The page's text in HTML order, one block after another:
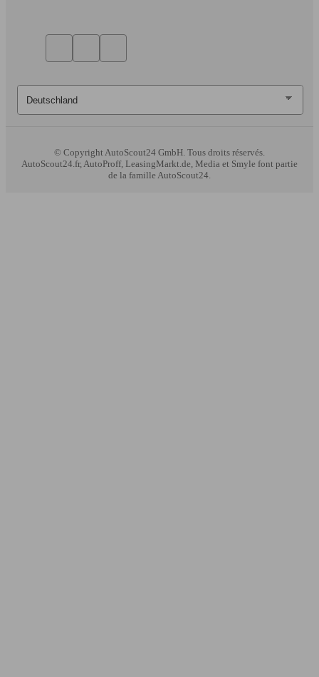
© CopyrightAutoScout24 GmbH. Tous droits réservés.
AutoScout24.fr, AutoProff, LeasingMarkt.de, Media et Smyle font partie
de la famille AutoScout24.